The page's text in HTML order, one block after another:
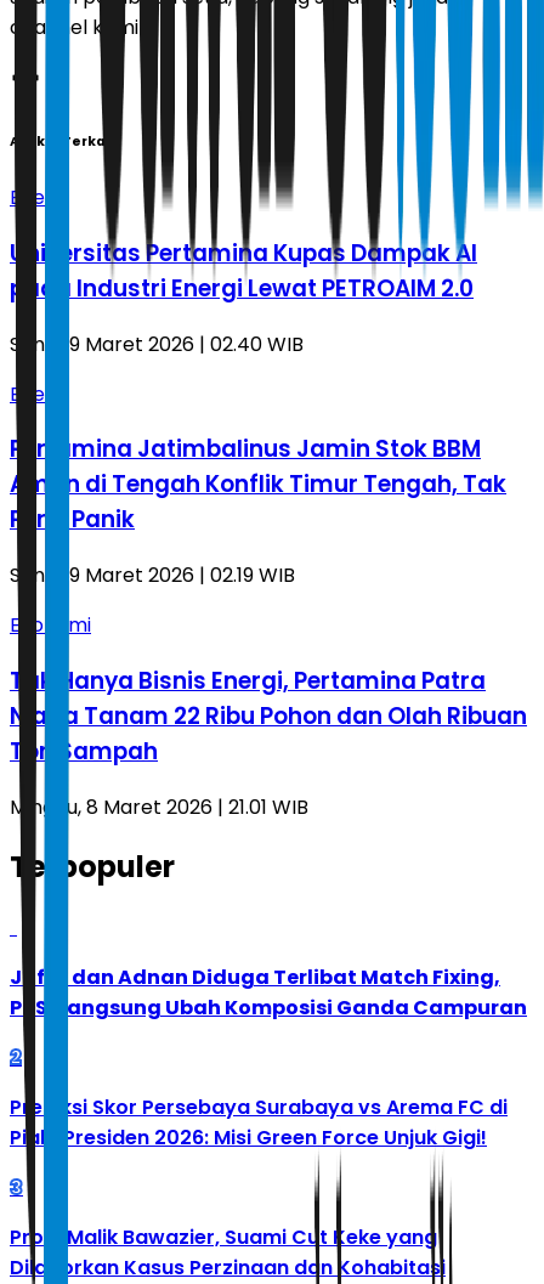
channel kami!
Artikel Terkait
Energi
Universitas Pertamina Kupas Dampak AI
pada Industri Energi Lewat PETROAIM 2.0
Senin, 9 Maret 2026 | 02.40 WIB
Energi
Pertamina Jatimbalinus Jamin Stok BBM
Aman di Tengah Konflik Timur Tengah, Tak
Perlu Panik
Senin, 9 Maret 2026 | 02.19 WIB
Ekonomi
Tak Hanya Bisnis Energi, Pertamina Patra
Niaga Tanam 22 Ribu Pohon dan Olah Ribuan
Ton Sampah
Minggu, 8 Maret 2026 | 21.01 WIB
Terpopuler
Jafar dan Adnan Diduga Terlibat Match Fixing,
PBSI Langsung Ubah Komposisi Ganda Campuran
2
Prediksi Skor Persebaya Surabaya vs Arema FC di
Piala Presiden 2026: Misi Green Force Unjuk Gigi!
3
Profil Malik Bawazier, Suami Cut Keke yang
Dilaporkan Kasus Perzinaan dan Kohabitasi